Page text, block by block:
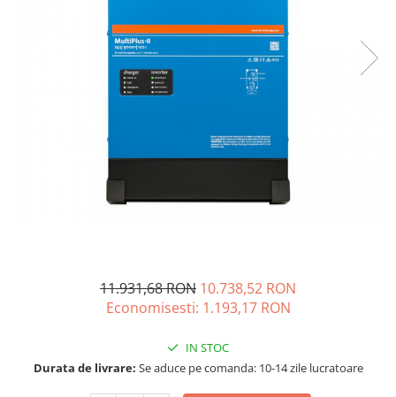
Componente sisteme de balcon
11.931,68 RON 10.738,52 RON
Economisesti: 1.193,17 RON
IN STOC
Durata de livrare: Se aduce pe comanda: 10-14 zile lucratoare